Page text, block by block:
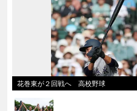
花巻東が２回戦へ 高校野球